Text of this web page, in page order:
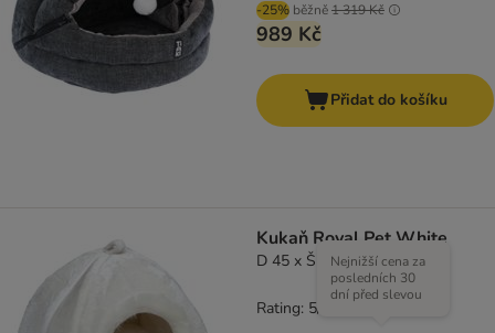
-25% běžně1 319 Kč
989 Kč
Přidat do košíku
Kukaň Royal Pet White
D 45 x Š 45 x V 45 cm
Nejnižší cena za
posledních 30
dní před slevou
Rating: 5/5